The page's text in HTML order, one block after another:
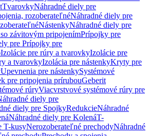
TvarovkyNáhradné diely pre
rozoberateľnéNáhradné diely pre
NástenkyNáhradné diely pre
závitovým pripojenímPrípojky pre
pre Prípojky pre
Izolácie pre rúry a tvarovkyIzolácie pre
a tvarovkyIzolácia pre nástenkyKryty pre
Upevnenia pre nástenkySystémové
pre pripojenia prírubouGeberit
rúryViacvrstvové systémové rúry pre
diely pre
diely pre SpojkyRedukcieNáhradné
Náhradné diely pre KolenáT-
T-kusyNerozoberateľné prechodyNáhradné